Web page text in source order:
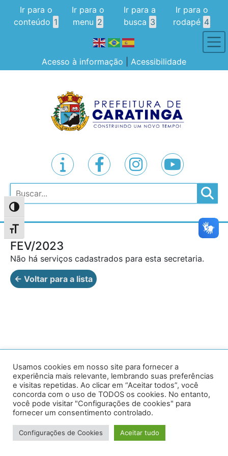
Alternar alto contraste
Alternar tamanho da fonte
Ir para o
conteúdo 1
Ir para o
menu 2
Ir para a
busca 3
Ir para o
rodapé 4
Acesso à informação Acessibilidade
Pesquisar
FEV/2023
Não há serviços cadastrados para esta secretaria.
← Voltar para a lista
Av. Prof. Armando Alves da Silva, nº 1950 - Zacarias,
Caratinga - MG - 35302-403 / Tel: (33) 3329 8000
Desenvolvido por VersaTec
Usamos cookies em nosso site para fornecer a
experiência mais relevante, lembrando suas preferências
e visitas repetidas. Ao clicar em “Aceitar todos”, você
concorda com o uso de TODOS os cookies. No entanto,
você pode visitar "Configurações de cookies" para
fornecer um consentimento controlado.
Configurações de Cookies Aceitar tudo